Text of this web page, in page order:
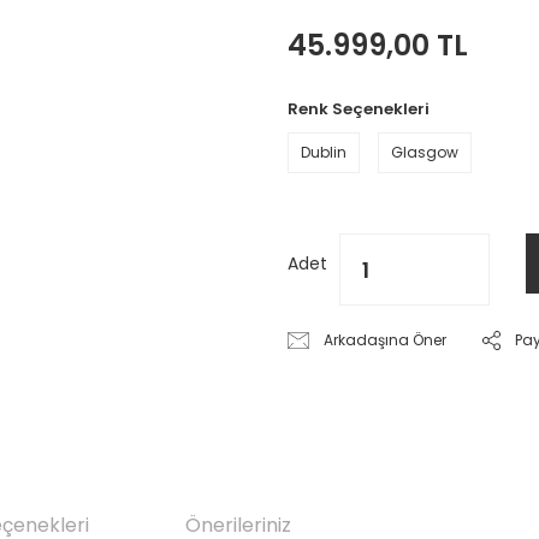
45.999,00 TL
Renk Seçenekleri
Dublin Glasgow
Adet
Arkadaşına Öner
Önerileriniz